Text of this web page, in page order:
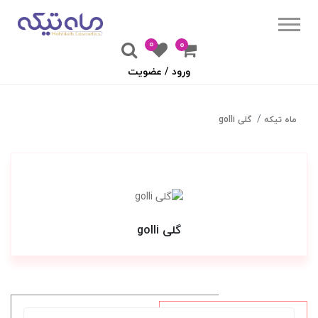
۰
0
ورود / عضویت
ماه تیکه گلی golli
گلی golli